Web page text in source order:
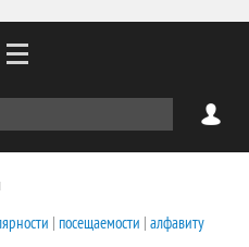
| посещаемости | алфавиту